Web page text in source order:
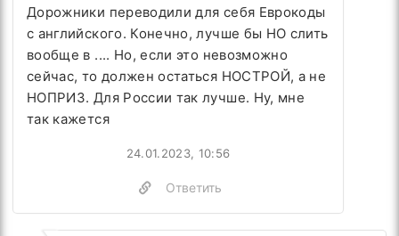
Дорожники переводили для себя Еврокоды
с английского. Конечно, лучше бы НО слить
вообще в .... Но, если это невозможно
сейчас, то должен остаться НОСТРОЙ, а не
НОПРИЗ. Для России так лучше. Ну, мне
так кажется
Ответить
24.01.2023, 10:56